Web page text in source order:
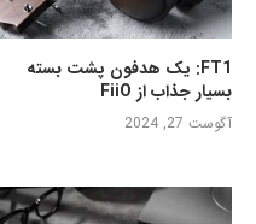
FT1: یک هدفون پشت بسته
بسیار جذاب از FiiO
آگوست 27, 2024